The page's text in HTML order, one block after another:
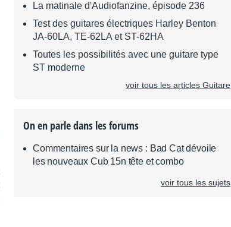
La matinale d'Audiofanzine, épisode 236
Test des guitares électriques Harley Benton
JA-60LA, TE-62LA et ST-62HA
Toutes les possibilités avec une guitare type
ST moderne
voir tous les articles Guitare
On en parle dans les forums
Commentaires sur la news : Bad Cat dévoile
les nouveaux Cub 15n tête et combo
voir tous les sujets